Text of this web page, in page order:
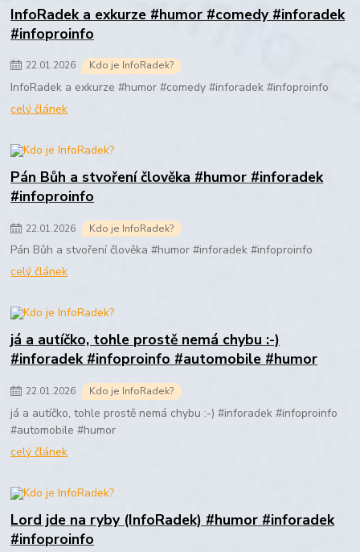
InfoRadek a exkurze #humor #comedy #inforadek
#infoproinfo
22.01.2026 Kdo je InfoRadek?
InfoRadek a exkurze #humor #comedy #inforadek #infoproinfo
celý článek
Pán Bůh a stvoření člověka #humor #inforadek
#infoproinfo
22.01.2026 Kdo je InfoRadek?
Pán Bůh a stvoření člověka #humor #inforadek #infoproinfo
celý článek
já a autíčko, tohle prostě nemá chybu :-)
#inforadek #infoproinfo #automobile #humor
22.01.2026 Kdo je InfoRadek?
já a autíčko, tohle prostě nemá chybu :-) #inforadek #infoproinfo
#automobile #humor
celý článek
Lord jde na ryby (InfoRadek) #humor #inforadek
#infoproinfo